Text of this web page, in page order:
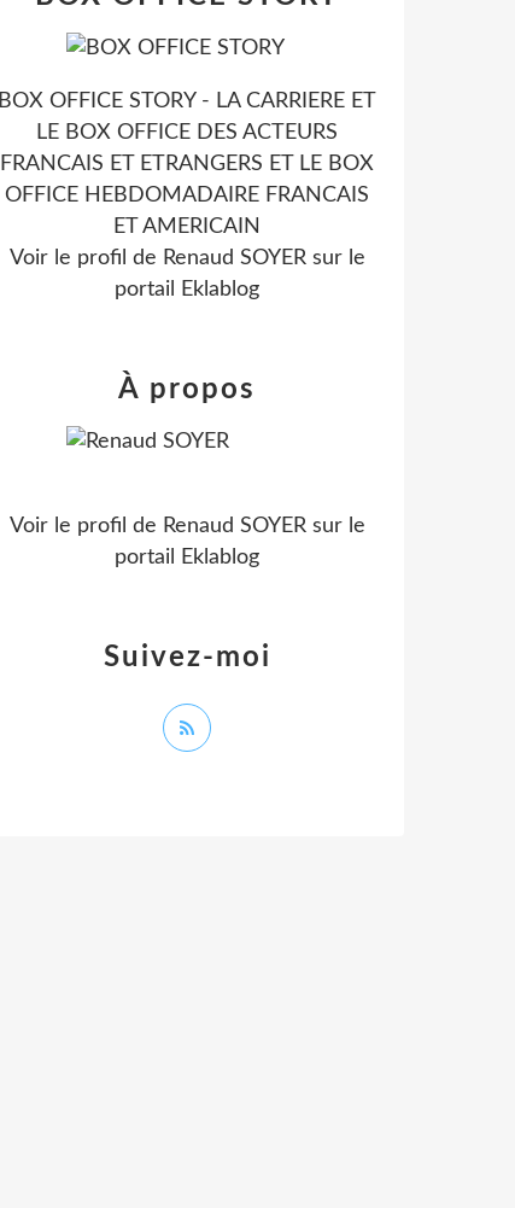
BOX OFFICE STORY - LA CARRIERE ET
LE BOX OFFICE DES ACTEURS
FRANCAIS ET ETRANGERS ET LE BOX
OFFICE HEBDOMADAIRE FRANCAIS
ET AMERICAIN
Voir le profil de Renaud SOYERsur le
portail Eklablog
Suivez-moi
À propos
Voir le profil de Renaud SOYERsur le
portail Eklablog